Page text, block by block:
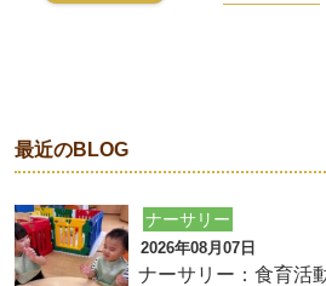
最近のBLOG
ナーサリー
2026年08月07日
ナーサリー：食育活